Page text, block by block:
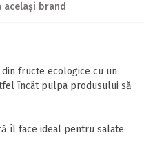
același brand
din fructe ecologice cu un
încât pulpa produsului să
îl face ideal pentru salate